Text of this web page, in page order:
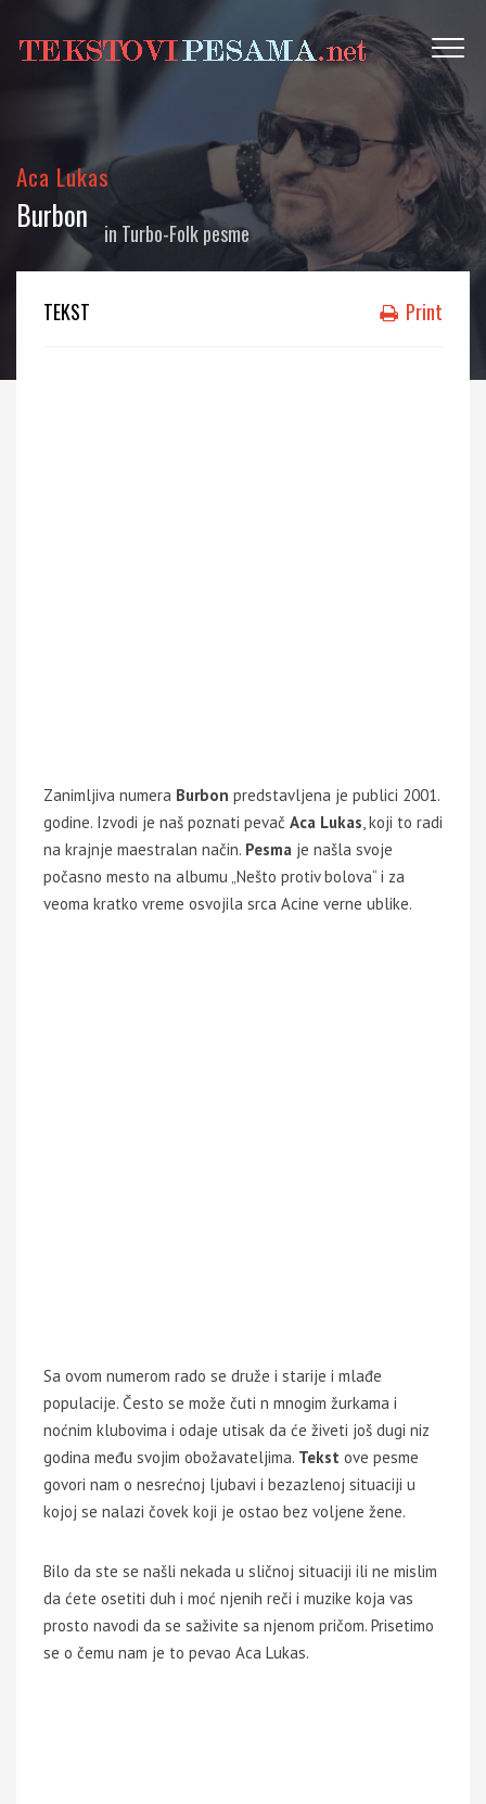
Aca Lukas
Burbon in Turbo-Folk pesme
TEKST Print
Zanimljiva numera Burbon predstavljena je publici 2001.
godine. Izvodi je naš poznati pevač Aca Lukas, koji to radi
na krajnje maestralan način. Pesma je našla svoje
počasno mesto na albumu „Nešto protiv bolova“ i za
veoma kratko vreme osvojila srca Acine verne ublike.
Sa ovom numerom rado se druže i starije i mlađe
populacije. Često se može čuti n mnogim žurkama i
noćnim klubovima i odaje utisak da će živeti još dugi niz
godina među svojim obožavateljima. Tekst ove pesme
govori nam o nesrećnoj ljubavi i bezazlenoj situaciji u
kojoj se nalazi čovek koji je ostao bez voljene žene.
Bilo da ste se našli nekada u sličnoj situaciji ili ne mislim
da ćete osetiti duh i moć njenih reči i muzike koja vas
prosto navodi da se saživite sa njenom pričom. Prisetimo
se o čemu nam je to pevao Aca Lukas.